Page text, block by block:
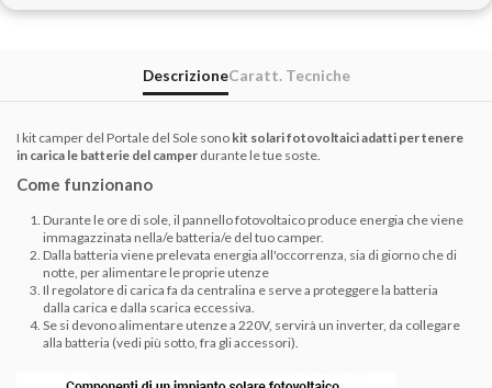
DescrizioneCaratt. Tecniche
I kit camper del Portale del Sole sono kit solari fotovoltaici adatti per tenere
in carica le batterie del camper durante le tue soste.
Come funzionano
Durante le ore di sole, il pannello fotovoltaico produce energia che viene
immagazzinata nella/e batteria/e del tuo camper.
Dalla batteria viene prelevata energia all'occorrenza, sia di giorno che di
notte, per alimentare le proprie utenze
Il regolatore di carica fa da centralina e serve a proteggere la batteria
dalla carica e dalla scarica eccessiva.
Se si devono alimentare utenze a 220V, servirà un inverter, da collegare
alla batteria (vedi più sotto, fra gli accessori).